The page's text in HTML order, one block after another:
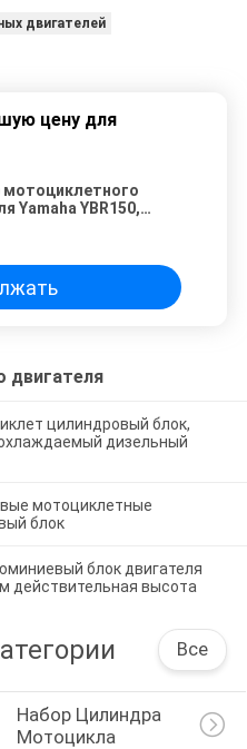
двигателей
цену для
мотоциклетного
Yamaha YBR150,
двигателя
цилиндровый блок,
дизельный
мотоциклетные
блок
блок двигателя
действительная высота
Все
Набор Цилиндра
Мотоцикла